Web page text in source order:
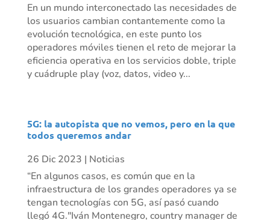
En un mundo interconectado las necesidades de
los usuarios cambian contantemente como la
evolución tecnológica, en este punto los
operadores móviles tienen el reto de mejorar la
eficiencia operativa en los servicios doble, triple
y cuádruple play (voz, datos, video y...
5G: la autopista que no vemos, pero en la que
todos queremos andar
26 Dic 2023 | Noticias
“En algunos casos, es común que en la
infraestructura de los grandes operadores ya se
tengan tecnologías con 5G, así pasó cuando
llegó 4G."Iván Montenegro, country manager de